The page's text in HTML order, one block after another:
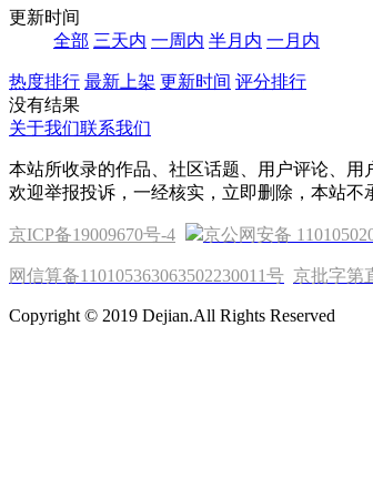
更新时间
全部 三天内 一周内 半月内 一月内
热度排行 最新上架 更新时间 评分排行
没有结果
关于我们联系我们
本站所收录的作品、社区话题、用户评论、用
欢迎举报投诉，一经核实，立即删除，本站不
京ICP备19009670号-4 京公网安备
网信算备110105363063502230011号 京批字第
Copyright © 2019 Dejian.All Rights Reserved